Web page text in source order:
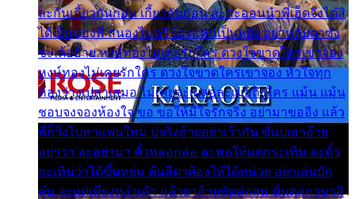
ละกันเกี้ยวกันก่อน เกี้ยวกันก่อน ละสะออนนำพี่เฮ็ดจังได๋สิ
ได้เป็นของพี่ สนองไมตรีน้องแหน่เป็นหยัง อย่าหลับตาซัง
ซะเด้ออ้าย หงษ์ทองไม่เคยรักใคร ดวงใจขาดใครเขาจอง
หงษ์ทองไม่เคยรักใคร ดวงใจขาดใครเขาจอง หัวใจทุก
ห้องว่างเปล่าเสมอ ไม่เคยจะเผลอละเมอถึงใคร แม้น แม้น
ชอบจงจองห้องใจ ขอ ขอให้มีใจรักจริง อย่ามาขออิง แล้ว
พี่ก็วิ่งไปหาแฟนใหม่ บ่จริงอ้ายอย่าเว้ากัน ขั่นบ่เอาอ้าย
อย่าว่า ละอย่ามา ตั๋วหลอกล่อ ละพอให้แต่กระเทิน ละตั๋ว
กะเทินว่าได้ขึ้นหย่ม ต้นสีดาต้องให้ได้หน่วย อย่าเล่นบัก
ตุ๋น ละแต่เพียงหง่าเค้า แล้วยาอ้ายขัดต่อสน นั่นดอกวนาสิ